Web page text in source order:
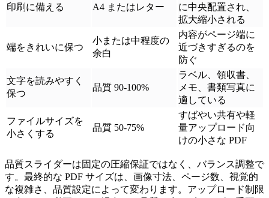
印刷に備える A4 またはレター
に中央配置され、
拡大縮小される
端をきれいに保つ
小または中程度の
余白
内容がページ端に
近づきすぎるのを
防ぐ
文字を読みやすく
保つ
品質 90-100%
ラベル、領収書、
メモ、書類写真に
適している
ファイルサイズを
小さくする
品質 50-75%
すばやい共有や軽
量アップロード向
けの小さな PDF
品質スライダーは固定の圧縮保証ではなく、バランス調整で
す。最終的な PDF サイズは、画像寸法、ページ数、視覚的
な複雑さ、品質設定によって変わります。アップロード制限